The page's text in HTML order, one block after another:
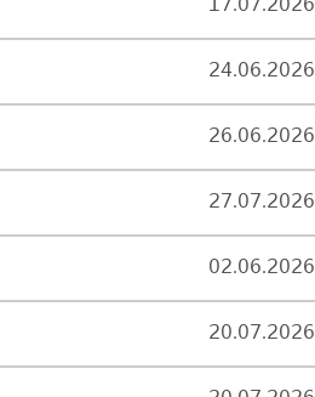
17.07.2026
24.06.2026
26.06.2026
27.07.2026
02.06.2026
20.07.2026